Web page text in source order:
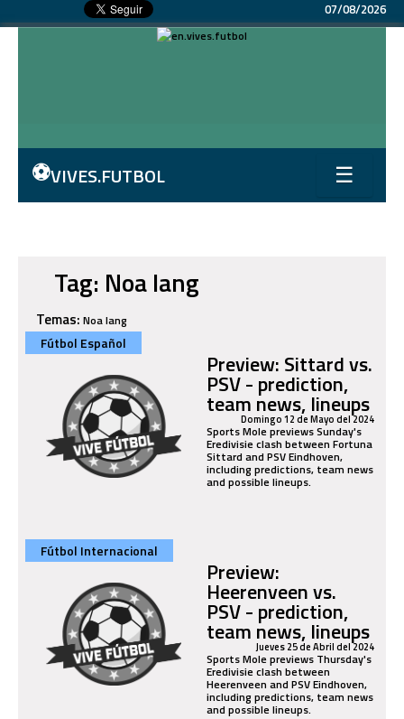
07/08/2026
⚽VIVES.FUTBOL ☰
Tag: Noa lang
Temas: Noa lang
Fútbol Español
Preview: Sittard vs.
PSV - prediction,
team news, lineups
Domingo 12 de Mayo del 2024
Sports Mole previews Sunday's
Eredivisie clash between Fortuna
Sittard and PSV Eindhoven,
including predictions, team news
and possible lineups.
Fútbol Internacional
Preview:
Heerenveen vs.
PSV - prediction,
team news, lineups
Jueves 25 de Abril del 2024
Sports Mole previews Thursday's
Eredivisie clash between
Heerenveen and PSV Eindhoven,
including predictions, team news
and possible lineups.